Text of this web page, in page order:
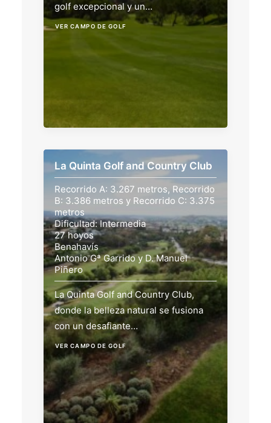
golf excepcional y un…
VER CAMPO DE GOLF
La Quinta Golf and Country Club
Recorrido A: 3.267 metros, Recorrido
B: 3.386 metros y Recorrido C: 3.375
metros
Dificultad: Intermedia
27 hoyos
Benahavís
Antonio Gª Garrido y D. Manuel
Piñero
La Quinta Golf and Country Club,
donde la belleza natural se fusiona
con un desafiante…
VER CAMPO DE GOLF